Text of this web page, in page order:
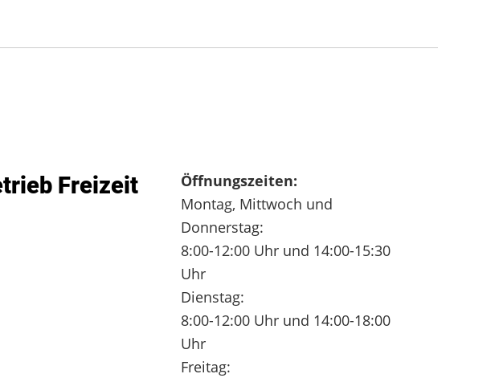
Freizeit
Öffnungszeiten:
Montag, Mittwoch und
Donnerstag:
8:00-12:00 Uhr und 14:00-15:30
Uhr
Dienstag:
8:00-12:00 Uhr und 14:00-18:00
Uhr
Freitag: